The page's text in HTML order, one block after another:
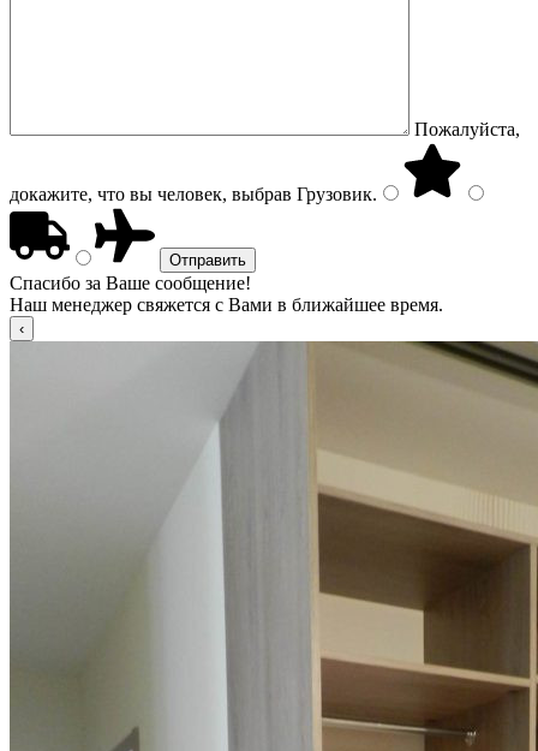
Пожалуйста,
докажите, что вы человек, выбрав Грузовик.
Спасибо за Ваше сообщение!
Наш менеджер свяжется с Вами в ближайшее время.